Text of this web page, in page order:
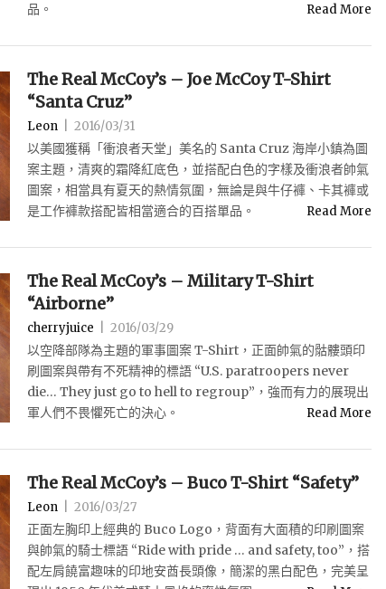
品。
Read More
The Real McCoy’s – Joe McCoy T-Shirt
“Santa Cruz”
Leon 2016/03/31
以美國獲稱「衝浪者天堂」美名的 Santa Cruz 海岸小鎮為圖
案主題，清爽的霜降紅底色，並搭配白色的字樣及衝浪者帥氣
圖案，相當具有夏天的熱情氛圍，無論是與牛仔褲、卡其褲或
是工作褲款搭配皆相當適合的百搭單品。
Read More
The Real McCoy’s – Military T-Shirt
“Airborne”
cherryjuice 2016/03/29
以空降部隊為主題的軍事圖案 T-Shirt，正面帥氣的骷髏頭印
刷圖案與帶有不死精神的標語 “U.S. paratroopers never
die… They just go to hell to regroup”，強而有力的展現出
軍人們不畏懼死亡的決心。
Read More
The Real McCoy’s – Buco T-Shirt “Safety”
Leon 2016/03/27
正面左胸印上經典的 Buco Logo，背面有大面積的印刷圖案
與帥氣的騎士標語 “Ride with pride … and safety, too”，搭
配左肩饒富趣味的印地安酋長頭像，簡潔的黑白配色，完美呈